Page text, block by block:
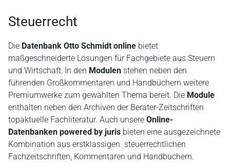
Steuerrecht
Die Datenbank Otto Schmidt online bietet
maßgeschneiderte Lösungen für Fachgebiete aus Steuern
und Wirtschaft: In den Modulen stehen neben den
führenden Großkommentaren und Handbüchern weitere
Premiumwerke zum gewählten Thema bereit. Die Module
enthalten neben den Archiven der Berater-Zeitschriften
topaktuelle Fachliteratur. Auch unsere Online-
Datenbanken powered by juris bieten eine ausgezeichnete
Kombination aus erstklassigen steuerrechtlichen
Fachzeitschriften, Kommentaren und Handbüchern.